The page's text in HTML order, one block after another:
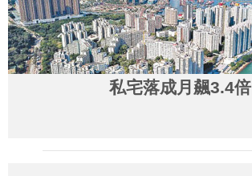
私宅落成月飆3.4倍